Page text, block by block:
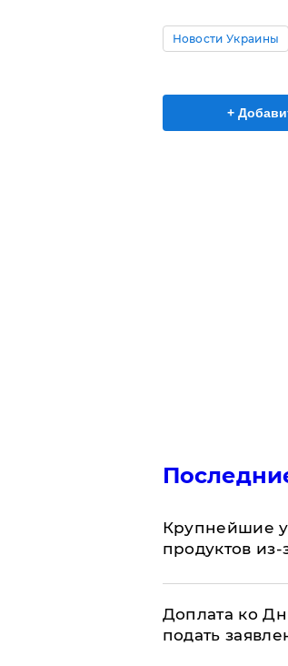
Новости Украины
+
Крупнейшие
продуктов из-
Доплата ко
подать